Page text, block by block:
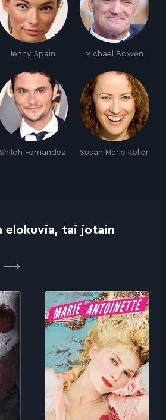
Jenny Spain Michael Bowen
Shiloh Fernandez Susan Marie Keller
elokuvia, tai jotain